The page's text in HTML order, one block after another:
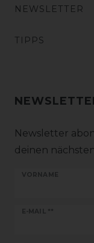
NEWSLETTER
TIPPS
Newsletter
deinen
VORNAME
E-MAIL **
Newsletter